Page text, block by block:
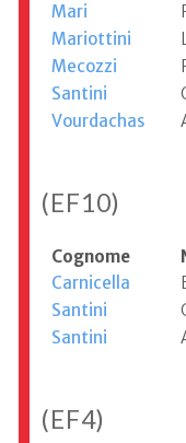
Mari
Mariottini
Mecozzi
Santini
Vourdachas
(EF10)
Cognome
Carnicella
Santini
Santini
(EF4)